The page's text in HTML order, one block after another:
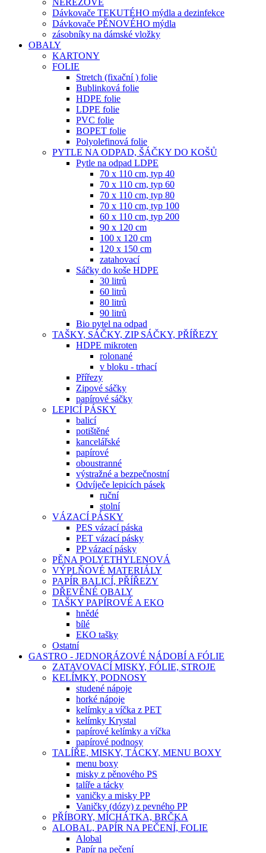
NEREZOVÉ
Dávkovače TEKUTÉHO mýdla a dezinfekce
Dávkovače PĚNOVÉHO mýdla
zásobníky na dámské vložky
OBALY
KARTONY
FOLIE
Stretch (fixační ) folie
Bublinková folie
HDPE folie
LDPE folie
PVC folie
BOPET folie
Polyolefinová folie
PYTLE NA ODPAD, ŠÁČKY DO KOŠŮ
Pytle na odpad LDPE
70 x 110 cm, typ 40
70 x 110 cm, typ 60
70 x 110 cm, typ 80
70 x 110 cm, typ 100
60 x 110 cm, typ 200
90 x 120 cm
100 x 120 cm
120 x 150 cm
zatahovací
Sáčky do koše HDPE
30 litrů
60 litrů
80 litrů
90 litrů
Bio pytel na odpad
TAŠKY, SÁČKY, ZIP SÁČKY, PŘÍŘEZY
HDPE mikroten
rolonané
v bloku - trhací
Přířezy
Zipové sáčky
papírové sáčky
LEPICÍ PÁSKY
balicí
potištěné
kancelářské
papírové
oboustranné
výstražné a bezpečnostní
Odvíječe lepicích pásek
ruční
stolní
VÁZACÍ PÁSKY
PES vázací páska
PET vázací pásky
PP vázací pásky
PĚNA POLYETHYLENOVÁ
VÝPLŇOVÉ MATERIÁLY
PAPÍR BALICÍ, PŘÍŘEZY
DŘEVĚNÉ OBALY
TAŠKY PAPÍROVÉ A EKO
hnědé
bílé
EKO tašky
Ostatní
GASTRO - JEDNORÁZOVÉ NÁDOBÍ A FÓLIE
ZATAVOVACÍ MISKY, FÓLIE, STROJE
KELÍMKY, PODNOSY
studené nápoje
horké nápoje
kelímky a víčka z PET
kelímky Krystal
papírové kelímky a víčka
papírové podnosy
TALÍŘE, MISKY, TÁCKY, MENU BOXY
menu boxy
misky z pěnového PS
talíře a tácky
vaničky a misky PP
Vaničky (dózy) z pevného PP
PŘÍBORY, MÍCHÁTKA, BRČKA
ALOBAL, PAPÍR NA PEČENÍ, FOLIE
Alobal
Papír na pečení